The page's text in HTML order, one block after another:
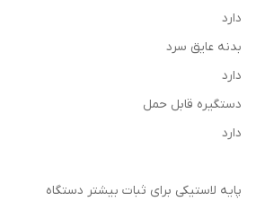
دارد
بدنه عایق سرد
دارد
دستگیره قابل حمل
دارد
پایه لاستیکی برای ثبات بیشتر دستگاه